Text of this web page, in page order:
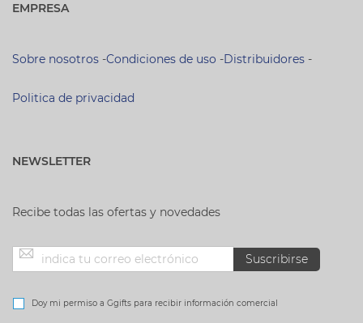
EMPRESA
Sobre nosotros -Condiciones de uso -Distribuidores -
Politica de privacidad
NEWSLETTER
Recibe todas las ofertas y novedades
Inscríbase
a
Suscribirse
Doy mi permiso a Ggifts para recibir información comercial